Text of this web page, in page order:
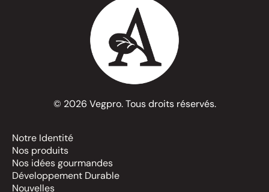
© 2026 Vegpro. Tous droits réservés.
Notre Identité
Nos produits
Nos idées gourmandes
Développement Durable
Nouvelles